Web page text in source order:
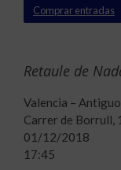
Retaule de
Valencia –
Carrer de Borrull,
01/12/2018
17:45
Comprar entradas